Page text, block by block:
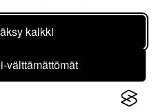
kaikki
välttämättömät